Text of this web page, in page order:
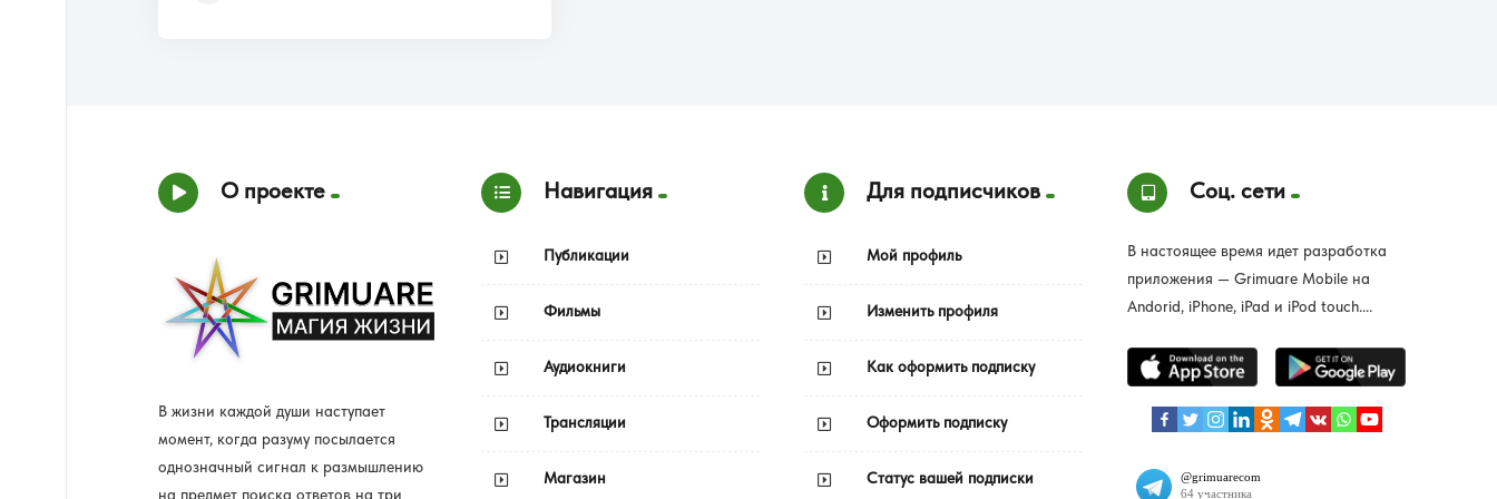
О проекте
В жизни каждой души наступает
момент, когда разуму посылается
однозначный сигнал к размышлению
на предмет поиска ответов на три
Навигация
Публикации
Фильмы
Аудиокниги
Трансляции
Магазин
Для подписчиков
Мой профиль
Изменить профиля
Как оформить подписку
Оформить подписку
Статус вашей подписки
Соц. сети
В настоящее время идет разработка
приложения — Grimuare Mobile на
Andorid, iPhone, iPad и iPod touch....